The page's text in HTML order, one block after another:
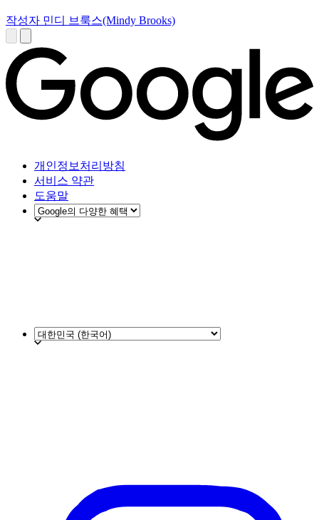
작성자 민디 브룩스(Mindy Brooks)
개인정보처리방침
서비스 약관
도움말